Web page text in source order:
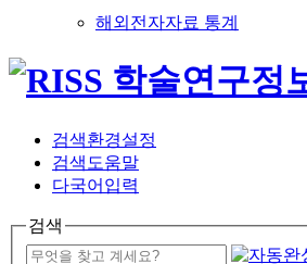
해외전자자료 통계
검색환경설정
검색도움말
다국어입력
검색